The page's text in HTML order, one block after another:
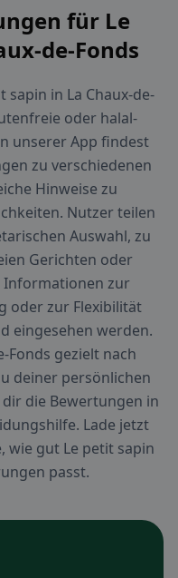
für Le
de-Fonds
sapin in La Chaux-de-
oder halal-
unserer App findest
zu verschiedenen
Hinweise zu
Nutzer teilen
Auswahl, zu
Gerichten oder
Informationen zur
oder zur Flexibilität
eingesehen werden.
Fonds gezielt nach
deiner persönlichen
die Bewertungen in
Lade jetzt
wie gut Le petit sapin
passt.